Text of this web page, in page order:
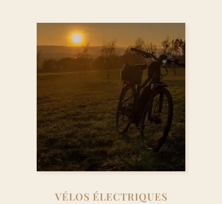
VÉLOS ÉLECTRIQUES